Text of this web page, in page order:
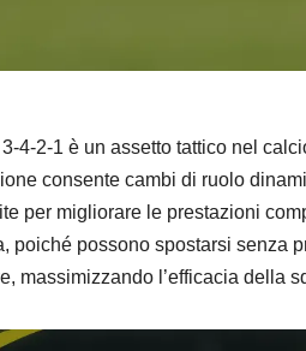
4-2-1 è un assetto tattico nel
consente cambi di ruolo
per migliorare le prestazioni
poiché possono spostarsi senza
massimizzando l’efficacia della